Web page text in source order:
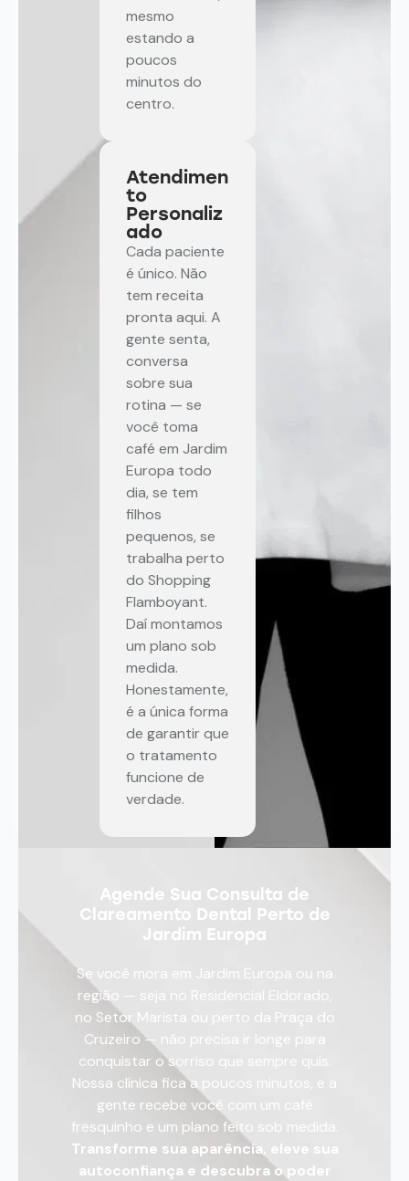
mesmo
estando a
poucos
minutos do
centro.
Atendimen
to
Personaliz
ado
Cada paciente
é único. Não
tem receita
pronta aqui. A
gente senta,
conversa
sobre sua
rotina — se
você toma
café em Jardim
Europa todo
dia, se tem
filhos
pequenos, se
trabalha perto
do Shopping
Flamboyant.
Daí montamos
um plano sob
medida.
Honestamente,
é a única forma
de garantir que
o tratamento
funcione de
verdade.
Agende Sua Consulta de
Clareamento Dental Perto de
Jardim Europa
Se você mora em Jardim Europa ou na
região — seja no Residencial Eldorado,
no Setor Marista ou perto da Praça do
Cruzeiro — não precisa ir longe para
conquistar o sorriso que sempre quis.
Nossa clínica fica a poucos minutos, e a
gente recebe você com um café
fresquinho e um plano feito sob medida.
Transforme sua aparência, eleve sua
autoconfiança e descubra o poder